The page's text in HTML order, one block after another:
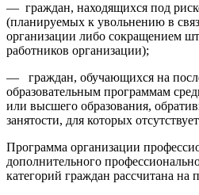
— граждан, находящихся под
(планируемых к увольнению в
организации либо сокращением
работников организации);
— граждан, обучающихся на
образовательным программам
или высшего образования,
занятости, для которых
Программа организации
дополнительного
категорий граждан рассчитана на